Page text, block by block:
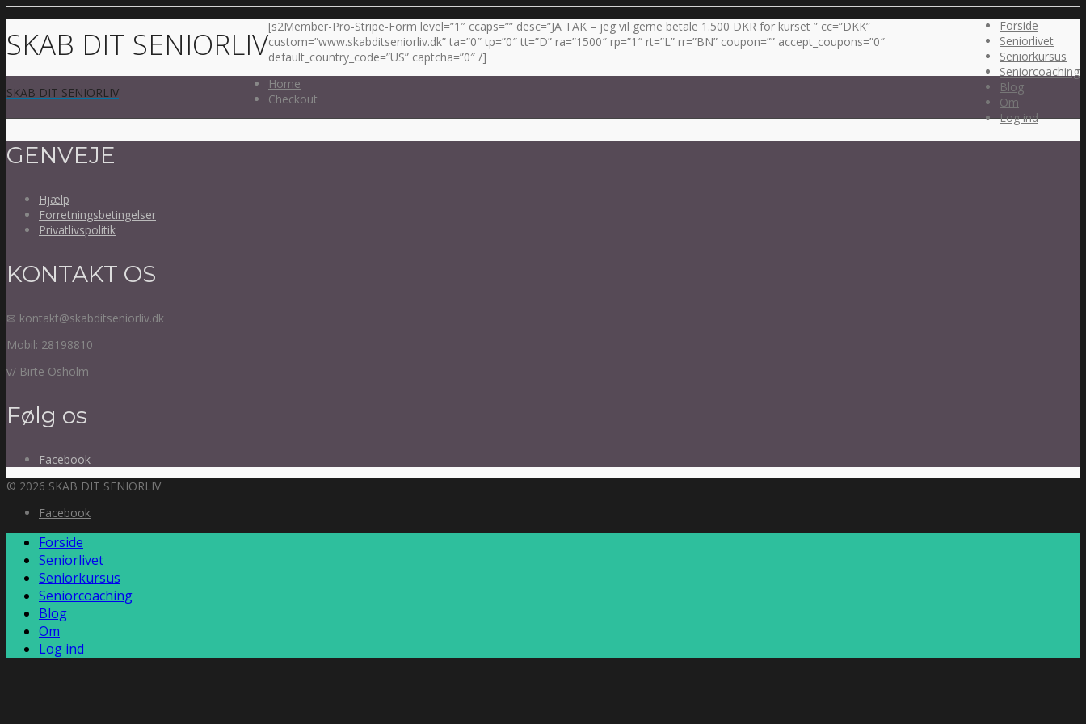
SKAB DIT SENIORLIV
SKAB DIT SENIORLIV
Forside
Seniorlivet
Seniorkursus
Seniorcoaching
Blog
Om
Log ind
[s2Member-Pro-Stripe-Form level=”1″ ccaps=”” desc=”JA TAK – jeg vil gerne betale 1.500 DKR for kurset ” cc=”DKK”
custom=”www.skabditseniorliv.dk” ta=”0″ tp=”0″ tt=”D” ra=”1500″ rp=”1″ rt=”L” rr=”BN” coupon=”” accept_coupons=”0″
default_country_code=”US” captcha=”0″ /]
Home
Checkout
GENVEJE
Hjælp
Forretningsbetingelser
Privatlivspolitik
KONTAKT OS
✉ kontakt@skabditseniorliv.dk
Mobil: 28198810
v/ Birte Osholm
Følg os
Facebook
© 2026 SKAB DIT SENIORLIV
Facebook
Forside
Seniorlivet
Seniorkursus
Seniorcoaching
Blog
Om
Log ind